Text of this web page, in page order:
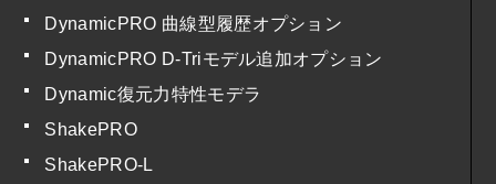
DynamicPRO 曲線型履歴オプション
DynamicPRO D-Triモデル追加オプション
Dynamic復元力特性モデラ
ShakePRO
ShakePRO-L